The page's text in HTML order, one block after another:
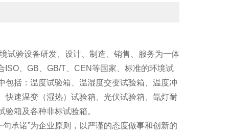
试验设备研发、设计、制造、销售、服务为一体
、GB、GB/T、CEN等国家、标准的环境试
括：温度试验箱、温湿度交变试验箱、温度冲
快速温变（湿热）试验箱、光伏试验箱、氙灯耐
验箱及各种非标试验箱。
承诺”为企业原则，以严谨的态度做事和创新的